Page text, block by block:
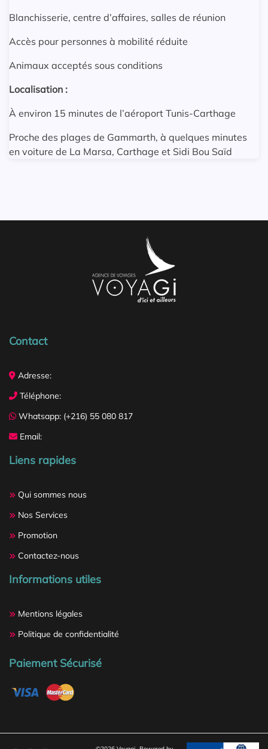
Blanchisserie, centre d’affaires, salles de réunion
Accès pour personnes à mobilité réduite
Animaux acceptés sous conditions
Localisation :
À environ 15 minutes de l’aéroport Tunis-Carthage
Proche des plages de Gammarth, à quelques minutes
en voiture de La Marsa, Carthage et Sidi Bou Saïd
Contact
Adresse:
Téléphone:
Whatsapp: (+216) 55 080 817
Email:
Liens rapides
Qui sommes nous
Nos Services
Promotion
Contactez-nous
Informations utiles
Mentions légales
Politique de confidentialité
Paiement Sécurisé